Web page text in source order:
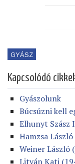
GYÁSZ
Kapcsolódó
Gyászolunk
Búcsúzni kell
Elhunyt Szász
Hamzsa
Weiner László
Litván Kati